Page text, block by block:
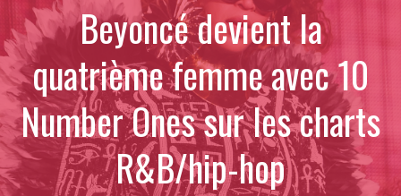
Beyoncé devient la
quatrième femme avec 10
Number Ones sur les charts
R&B/hip-hop